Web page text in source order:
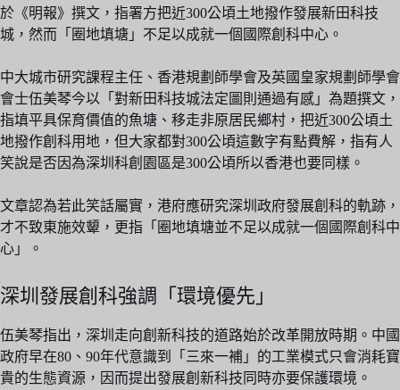
於《明報》撰文，指署方把近300公頃土地撥作發展新田科技
城，然而「圈地填塘」不足以成就一個國際創科中心。
中大城市研究課程主任、香港規劃師學會及英國皇家規劃師學會
會士伍美琴今以「對新田科技城法定圖則通過有感」為題撰文，
指填平具保育價值的魚塘、移走非原居民鄉村，把近300公頃土
地撥作創科用地，但大家都對300公頃這數字有點費解，指有人
笑說是否因為深圳科創園區是300公頃所以香港也要同樣。
文章認為若此笑話屬實，港府應研究深圳政府發展創科的軌跡，
才不致東施效顰，更指「圈地填塘並不足以成就一個國際創科中
心」。
深圳發展創科強調「環境優先」
伍美琴指出，深圳走向創新科技的道路始於改革開放時期。中國
政府早在80、90年代意識到「三來一補」的工業模式只會消耗寶
貴的生態資源，因而提出發展創新科技同時亦要保護環境。